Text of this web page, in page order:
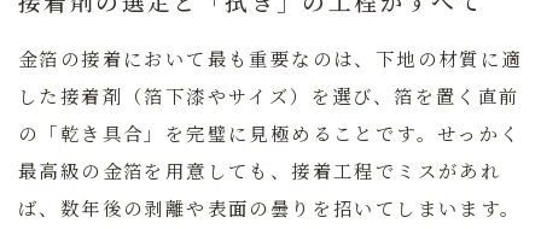
金箔の接着において最も重要なのは、下地の材質に適
した接着剤（箔下漆やサイズ）を選び、箔を置く直前
の「乾き具合」を完璧に見極めることです。 せっかく
最高級の金箔を用意しても、接着工程でミスがあれ
ば、数年後の剥離や表面の曇りを招いてしまいます。